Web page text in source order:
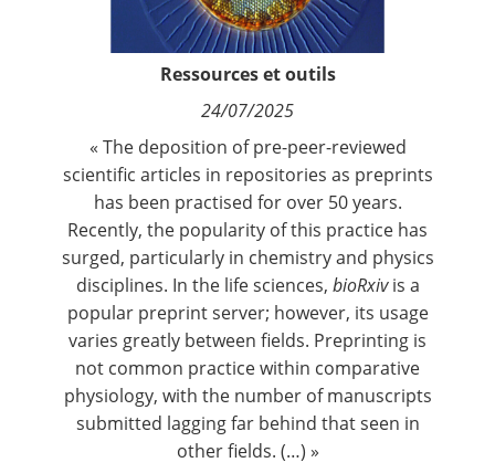
Ressources et outils
24/07/2025
« The deposition of pre-peer-reviewed
scientific articles in repositories as preprints
has been practised for over 50 years.
Recently, the popularity of this practice has
surged, particularly in chemistry and physics
disciplines. In the life sciences, bioRxivis a
popular preprint server; however, its usage
varies greatly between fields. Preprinting is
not common practice within comparative
physiology, with the number of manuscripts
submitted lagging far behind that seen in
other fields. (…) »